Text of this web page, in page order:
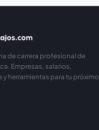
de carrera profesional de
Empresas, salarios,
y herramientas para tu próximo